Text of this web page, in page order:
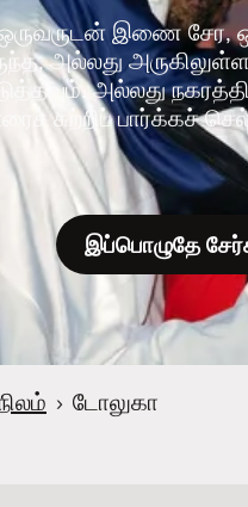
இணை சேர,
அல்லது
அல்லது
சுற்றிப் பார்க்கச்
இப்பொழுதே
› டோலுகா